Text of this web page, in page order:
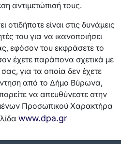
αντιμετώπισή τους.
είναι στις δυνάμεις
του για να ικανοποιήσει
εφόσον του εκφράσετε το
έχετε παράπονα σχετικά με
για τα οποία δεν έχετε
από το Δήμο Βύρωνα,
να απευθύνεστε στην
Προσωπικού Χαρακτήρα
www.dpa.gr